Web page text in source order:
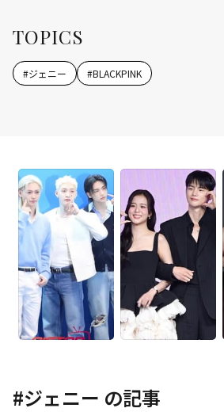
TOPICS
#ジェニー #BLACKPINK
#ジェニー の記事